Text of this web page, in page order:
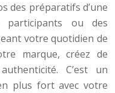
des préparatifs d’une
participants ou des
votre quotidien de
marque, créez de
C’est un
plus fort avec votre